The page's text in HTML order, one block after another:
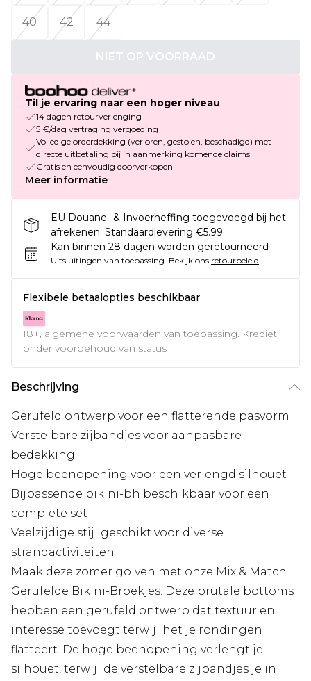
40 42 44
NIET OP VOORRAAD
Til je ervaring naar een hoger niveau
14 dagen retourverlenging
5 €/dag vertraging vergoeding
Volledige orderdekking (verloren, gestolen, beschadigd) met
directe uitbetaling bij in aanmerking komende claims
Gratis en eenvoudig doorverkopen
Meer informatie
EU Douane- & Invoerheffing toegevoegd bij het
afrekenen. Standaardlevering €5.99
Kan binnen 28 dagen worden geretourneerd
Uitsluitingen van toepassing. Bekijk ons retourbeleid
Flexibele betaalopties beschikbaar
18+, algemene voorwaarden van toepassing. Krediet
onder voorbehoud van status
Beschrijving
Gerufeld ontwerp voor een flatterende pasvorm
Verstelbare zijbandjes voor aanpasbare
bedekking
Hoge beenopening voor een verlengd silhouet
Bijpassende bikini-bh beschikbaar voor een
complete set
Veelzijdige stijl geschikt voor diverse
strandactiviteiten
Maak deze zomer golven met onze Mix & Match
Gerufelde Bikini-Broekjes. Deze brutale bottoms
hebben een gerufeld ontwerp dat textuur en
interesse toevoegt terwijl het je rondingen
flatteert. De hoge beenopening verlengt je
silhouet, terwijl de verstelbare zijbandjes je in